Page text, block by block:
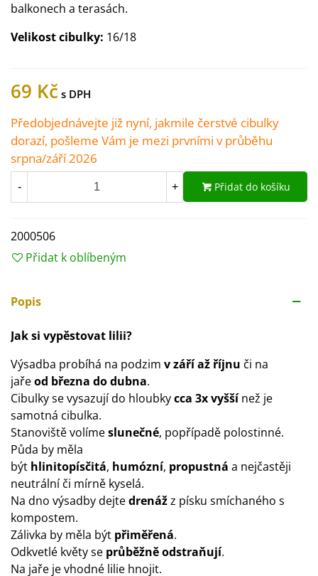
balkonech a terasách.
Velikost cibulky: 16/18
69 Kč
Předobjednávejte již nyní, jakmile čerstvé cibulky
dorazí, pošleme Vám je mezi prvními v průběhu
srpna/září 2026
- + Přidat do košíku
2000506
Přidat k oblíbeným
Popis
Jak si vypěstovat lilii?
Výsadba probíhá na podzim v září až říjnu či na
jařeod března do dubna.
Cibulky se vysazují do hloubkycca 3x vyššínež je
samotná cibulka.
Stanoviště volímeslunečné, popřípadě polostinné.
Půda by měla
být hlinitopísčitá, humózní, propustná a nejčastěji
neutrální či mírně kyselá.
Na dno výsadby dejtedrenážz písku smíchaného s
kompostem.
Zálivka by měla být přiměřená.
Odkvetlé květy se průběžně odstraňují.
Na jaře je vhodné lilie hnojit.